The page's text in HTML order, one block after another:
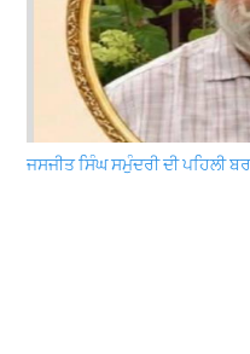
ਜਸਜੀਤ ਸਿੰਘ ਸਮੁੰਦਰੀ ਦੀ ਪਹਿਲੀ